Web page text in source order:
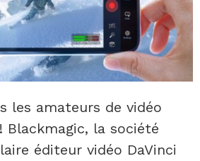
les amateurs de vidéo
Blackmagic, la société
éditeur vidéo DaVinci